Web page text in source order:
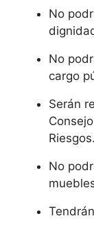
No
No
cargo
Serán
Riesgos.
No